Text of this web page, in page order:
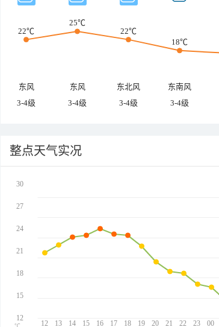
22℃
25℃
22℃
18℃
东风 东风 东北风 东南风
3-4级
3-4级 3-4级 3-4级
整点天气实况
12 13 14 15 16 17 18 19 20 21 22 23 00
30
27
24
21
18
15
12